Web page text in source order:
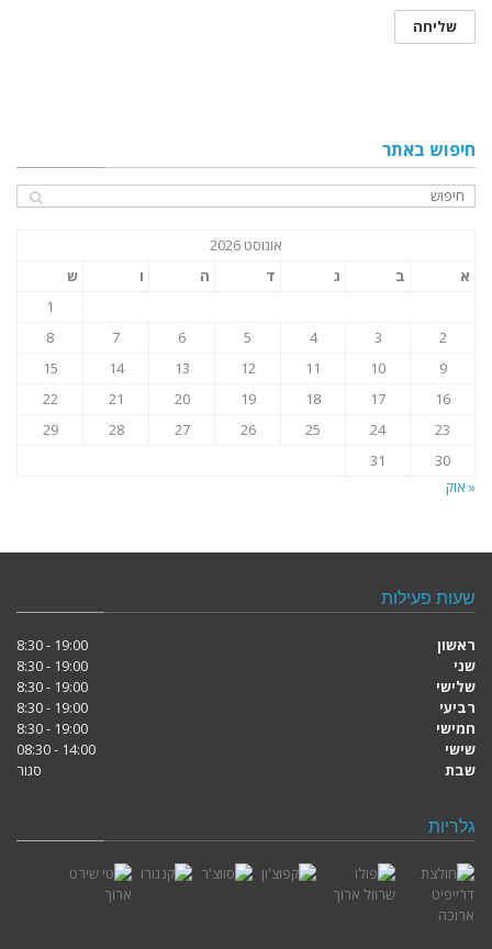
חיפוש באתר
אוגוסט 2026
א
ב ג ד ה ו
ש
1
2
3
4
5
6
7
8
9
10
11
12
13
14
15
16
17
18
19
20
21
22
23
24
25
26
27
28
29
30
31
« אוק
שעות פעילות
ראשון
19:00 - 8:30
שני
19:00 - 8:30
שלישי
19:00 - 8:30
רביעי
19:00 - 8:30
חמישי
19:00 - 8:30
שישי
14:00 - 08:30
שבת
סגור
גלריות